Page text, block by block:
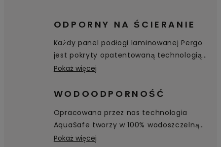
ODPORNY NA ŚCIERANIE
Każdy panel podłogi laminowanej Pergo
jest pokryty opatentowaną technologią
TitanX™ . Ta wyjątkowa warstwa
odporność podłogi na zarysowania i
higieniczna i łatwa w czyszczeniu.
Pokaż więcej
WODOODPORNOŚĆ
Opracowana przez nas technologia
AquaSafe tworzy w 100% wodoszczelną
powierzchnię — nawet wgłąb fazowania —
Pokaż więcej